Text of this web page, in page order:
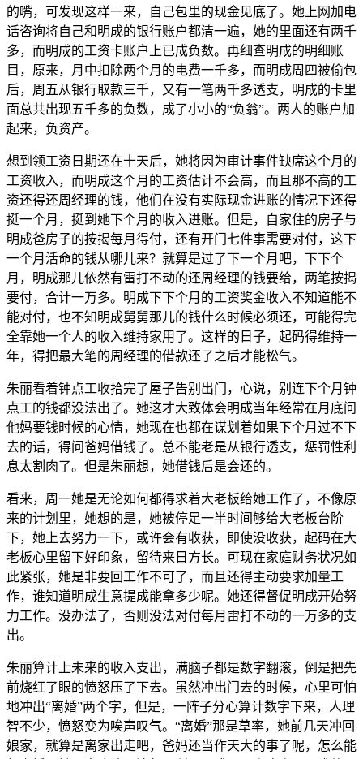
的嘴，可发现这样一来，自己包里的现金见底了。她上网加电
话咨询将自己和明成的银行账户都清一遍，她的里面还有两千
多，而明成的工资卡账户上已成负数。再细查明成的明细账
目，原来，月中扣除两个月的电费一千多，而明成周四被偷包
后，周五从银行取款三千，又有一笔两千多透支，明成的卡里
面总共出现五千多的负数，成了小小的“负翁”。两人的账户加
起来，负资产。
想到领工资日期还在十天后，她将因为审计事件缺席这个月的
工资收入，而明成这个月的工资估计不会高，而且那不高的工
资还得还周经理的钱，他们在没有实际现金进账的情况下还得
挺一个月，挺到她下个月的收入进账。但是，自家住的房子与
明成爸房子的按揭每月得付，还有开门七件事需要对付，这下
一个月活命的钱从哪儿来？就算是过了下一个月吧，下下个
月，明成那儿依然有雷打不动的还周经理的钱要给，两笔按揭
要付，合计一万多。明成下下个月的工资奖金收入不知道能不
能对付，也不知明成舅舅那儿的钱什么时候必须还，可能得完
全靠她一个人的收入维持家用了。这样的日子，起码得维持一
年，得把最大笔的周经理的借款还了之后才能松气。
朱丽看着钟点工收拾完了屋子告别出门，心说，别连下个月钟
点工的钱都没法出了。她这才大致体会明成当年经常在月底问
他妈要钱时候的心情，她现在也都在谋划着如果下个月过不下
去的话，得问爸妈借钱了。总不能老是从银行透支，惩罚性利
息太割肉了。但是朱丽想，她借钱后是会还的。
看来，周一她是无论如何都得求着大老板给她工作了，不像原
来的计划里，她想的是，她被停足一半时间够给大老板台阶
下，她上去努力一下，或许会有收获，即使没收获，起码在大
老板心里留下好印象，留待来日方长。可现在家庭财务状况如
此紧张，她是非要回工作不可了，而且还得主动要求加量工
作，谁知道明成生意提成能拿多少呢。她还得督促明成开始努
力工作。没办法了，否则没法对付每月雷打不动的一万多的支
出。
朱丽算计上未来的收入支出，满脑子都是数字翻滚，倒是把先
前烧红了眼的愤怒压了下去。虽然冲出门去的时候，心里可怕
地冲出“离婚”两个字，但是，一阵子分心算计数字下来，人理
智不少，愤怒变为唉声叹气。“离婚”那是草率，她前几天冲回
娘家，就算是离家出走吧，爸妈还当作天大的事了呢，怎么能